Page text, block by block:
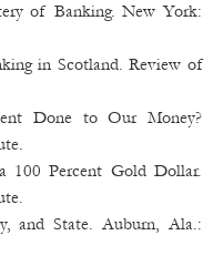
of Banking. New York:
in Scotland. Review of
Done to Our Money?
Percent Gold Dollar.
State. Auburn, Ala.: